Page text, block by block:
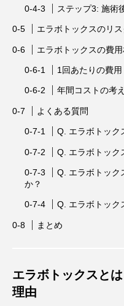
ステップ3: 施術
エラボトックスのリ
エラボトックスの費
1回あたりの費用
年間コストの考
よくある質問
Q. エラボトック
Q. エラボトック
Q. エラボトック
か？
Q. エラボトック
まとめ
エラボトックスと
理由